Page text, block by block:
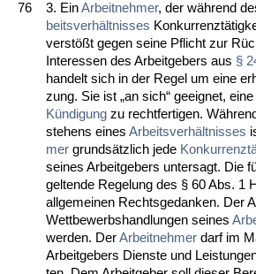
76
3. EinAr­beit­neh­mer, der während
beits­verhält­nis­ses
verstößt ge­gen sei­ne Pflicht zur
In­ter­es­sen des Ar­beit­ge­bers aus §
han­delt sich in der Re­gel um ei­ne
zung. Sie ist „an sich“ ge­eig­net, ei­ne
Kündi­gung zu recht­fer­ti­gen.
ste­hens ei­nes Ar­beits­verhält­nis­ses
mer grundsätz­lich je­de
sei­nes Ar­beit­ge­bers un­ter­sagt. Die
gel­ten­de Re­ge­lung des § 60 Abs. 1
all­ge­mei­nen Rechts­ge­dan­ken. Der
Wett­be­werbs­hand­lun­gen sei­nes
wer­den. DerAr­beit­neh­mer darf im
Ar­beit­ge­bers Diens­te und